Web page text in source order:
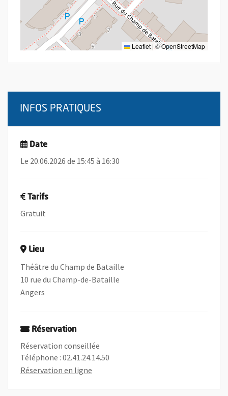
Leaflet |©OpenStreetMap
INFOS PRATIQUES
Date
Le 20.06.2026 de 15:45 à 16:30
Tarifs
Gratuit
Lieu
Théâtre du Champ de Bataille
10 rue du Champ-de-Bataille
Angers
Réservation
Réservation conseillée
Téléphone : 02.41.24.14.50
Réservation en ligne